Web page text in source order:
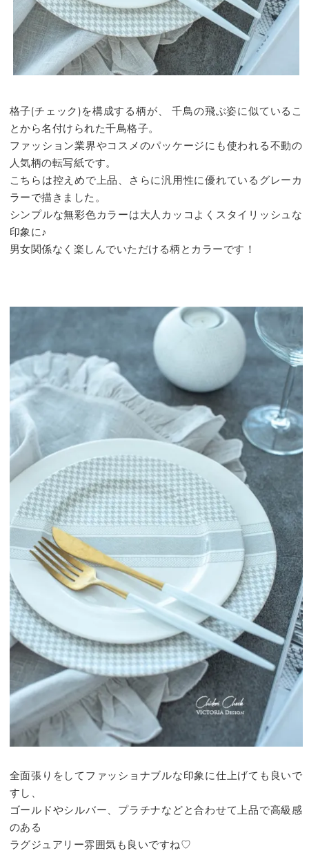
格子(チェック)を構成する柄が、 千鳥の飛ぶ姿に似ているこ
とから名付けられた千鳥格子。
ファッション業界やコスメのパッケージにも使われる不動の
人気柄の転写紙です。
こちらは控えめで上品、さらに汎用性に優れているグレーカ
ラーで描きました。
シンプルな無彩色カラーは大人カッコよくスタイリッシュな
印象に♪
男女関係なく楽しんでいただける柄とカラーです！
全面張りをしてファッショナブルな印象に仕上げても良いで
すし、
ゴールドやシルバー、プラチナなどと合わせて上品で高級感
のある
ラグジュアリー雰囲気も良いですね♡